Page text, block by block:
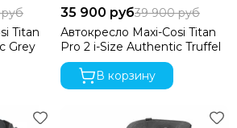
Titan
Grey
35 900 руб39 900 руб
Автокресло Maxi-Cosi Titan
Pro 2 i-Size Authentic Truffel
В корзину